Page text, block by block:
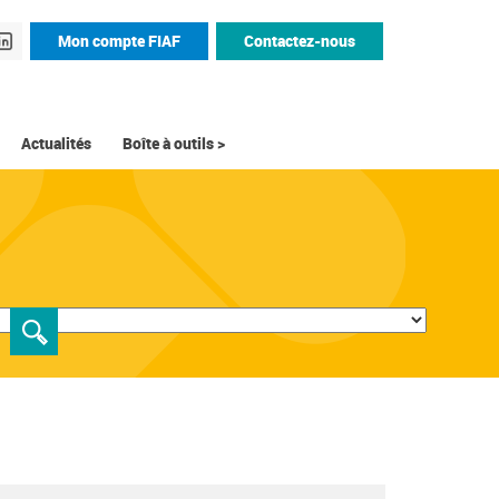
Mon compte FIAF Contactez-nous
Actualités Boîte à outils >